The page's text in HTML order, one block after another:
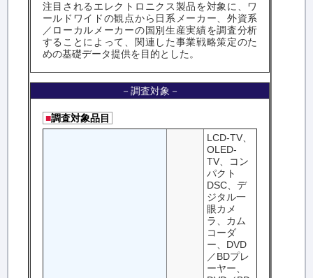
注目されるエレクトロニクス製品を対象に、ワ
ールドワイドの観点から日系メーカー、外資系
／ローカルメーカーの国別生産実績を調査分析
することによって、関連した事業戦略策定のた
めの基礎データ提供を目的とした。
－調査対象－
■調査対象品目
LCD-TV、
OLED-
TV、コン
パクト
DSC、デ
ジタル一
眼カメ
ラ、カム
コーダ
ー、DVD
／BDプレ
ーヤー、